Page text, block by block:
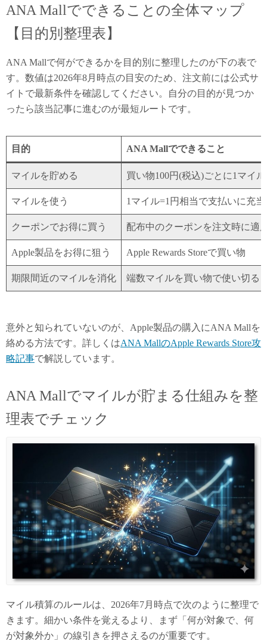
ANA Mallでできることの全体マップ
【目的別整理表】
ANA Mallで何ができるかを目的別に整理したのが下の表で
す。数値は2026年8月時点の目安のため、注文前には公式サ
イトで最新条件を確認してください。自分の目的が見つか
ったら該当記事に進むのが最短ルートです。
目的 ANA Mallでできること
マイルを貯める 買い物100円(税込)ごとに1マイ
マイルを使う 1マイル=1円相当で支払いに充当
クーポンでお得に買う 配布中のクーポンを注文時に適
Apple製品をお得に狙う Apple Rewards Storeで買い物
期限間近のマイルを消化 端数マイルを買い物で使い切る
意外と知られていないのが、Apple製品の購入にANA Mallを
絡める方法です。詳しくはANA MallのApple Rewards Store攻
略記事で解説しています。
ANA Mallでマイルが貯まる仕組みを整
理表でチェック
マイル積算のルールは、2026年7月時点で次のように整理で
きます。細かい条件を覚えるより、まず「何が対象で、何
が対象外か」の線引きを押さえるのが重要です。